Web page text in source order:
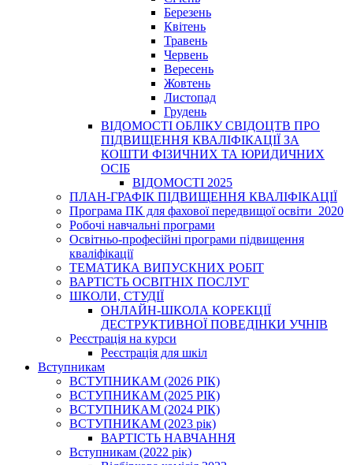
Березень
Квітень
Травень
Червень
Вересень
Жовтень
Листопад
Грудень
ВІДОМОСТІ ОБЛІКУ СВІДОЦТВ ПРО
ПІДВИЩЕННЯ КВАЛІФІКАЦІЇ ЗА
КОШТИ ФІЗИЧНИХ ТА ЮРИДИЧНИХ
ОСІБ
ВІДОМОСТІ 2025
ПЛАН-ГРАФІК ПІДВИЩЕННЯ КВАЛІФІКАЦІЇ
Програма ПК для фахової передвищої освіти_2020
Робочі навчальні програми
Освітньо-професійні програми підвищення
кваліфікації
ТЕМАТИКА ВИПУСКНИХ РОБІТ
ВАРТІСТЬ ОСВІТНІХ ПОСЛУГ
ШКОЛИ, СТУДІЇ
ОНЛАЙН-ШКОЛА КОРЕКЦІЇ
ДЕСТРУКТИВНОЇ ПОВЕДІНКИ УЧНІВ
Реєстрація на курси
Реєстрація для шкіл
Вступникам
ВСТУПНИКАМ (2026 РІК)
ВСТУПНИКАМ (2025 РІК)
ВСТУПНИКАМ (2024 РІК)
ВСТУПНИКАМ (2023 рік)
ВАРТІСТЬ НАВЧАННЯ
Вступникам (2022 рік)